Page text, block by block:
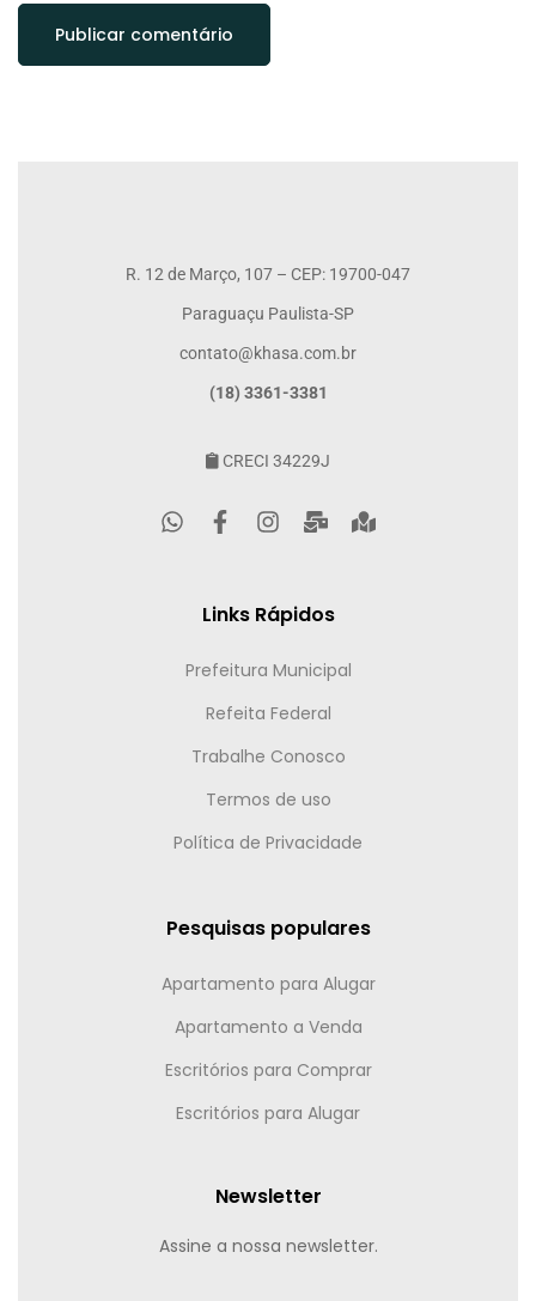
R. 12 de Março, 107 – CEP: 19700-047
Paraguaçu Paulista-SP
contato@khasa.com.br
(18) 3361-3381
CRECI 34229J
Links Rápidos
Prefeitura Municipal
Refeita Federal
Trabalhe Conosco
Termos de uso
Política de Privacidade
Pesquisas populares
Apartamento para Alugar
Apartamento a Venda
Escritórios para Comprar
Escritórios para Alugar
Newsletter
Assine a nossa newsletter.